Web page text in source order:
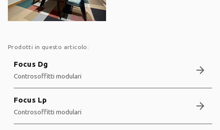
Prodotti in questo articolo:
Focus Dg
Controsoffitti modulari arrow_forward
Focus Lp
Controsoffitti modulari arrow_forward